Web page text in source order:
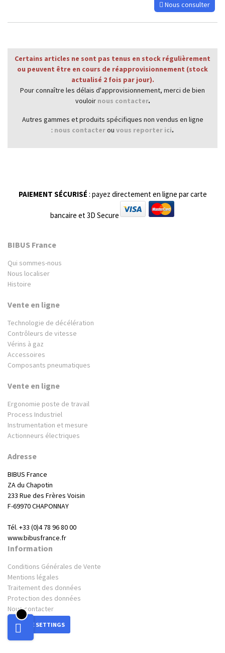
Nous consulter
Certains articles ne sont pas tenus en stock régulièrement
ou peuvent être en cours de réapprovisionnement (stock
actualisé 2 fois par jour).
Pour connaître les délais d'approvisionnement, merci de bien
vouloir nous contacter.
Autres gammes et produits spécifiques non vendus en ligne
: nous contacterou vous reporter ici.
PAIEMENT SÉCURISÉ : payez directement en ligne par carte
bancaire et 3D Secure
BIBUS France
Qui sommes-nous
Nous localiser
Histoire
Vente en ligne
Technologie de décélération
Contrôleurs de vitesse
Vérins à gaz
Accessoires
Composants pneumatiques
Vente en ligne
Ergonomie poste de travail
Process Industriel
Instrumentation et mesure
Actionneurs électriques
Adresse
BIBUS France
ZA du Chapotin
233 Rue des Frères Voisin
F-69970 CHAPONNAY
Tél. +33 (0)4 78 96 80 00
www.bibusfrance.fr
Information
Conditions Générales de Vente
Mentions légales
Traitement des données
Protection des données
Nous contacter
COOKIE SETTINGS